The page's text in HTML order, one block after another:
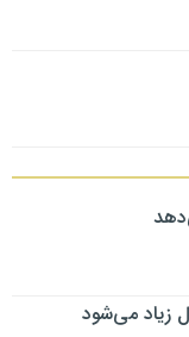
زیاد می‌شود